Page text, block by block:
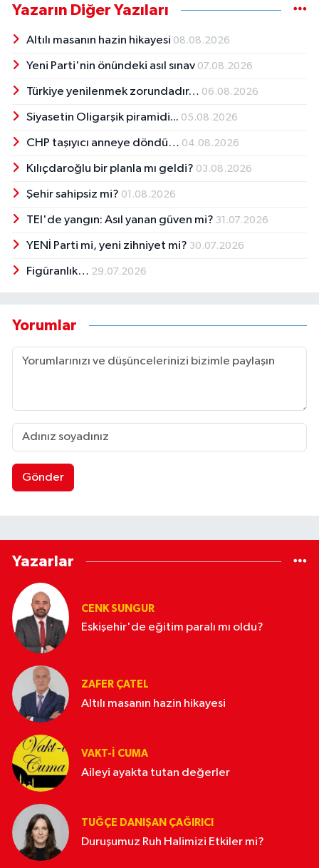
Yazarın Diğer Yazıları
Altılı masanın hazin hikayesi 08.08.2026
Yeni Parti'nin önündeki asıl sınav 07.08.2026
Türkiye yenilenmek zorundadır… 06.08.2026
Siyasetin Oligarşik piramidi... 05.08.2026
CHP taşıyıcı anneye döndü… 04.08.2026
Kılıçdaroğlu bir planla mı geldi? 03.08.2026
Şehir sahipsiz mi? 01.08.2026
TEI'de yangın: Asıl yanan güven mi? 31.07.2026
YENİ Parti mi, yeni zihniyet mi? 30.07.2026
Figüranlık… 29.07.2026
Yorumlar
Gönder
Yazarlar
CENK SUNGUR
Eskişehir'de eğitim paralı mı oldu?
ZAFER ÇATEL
Altılı masanın hazin hikayesi
VAKT-I CUMA
Aileyi ayakta tutan değerler
TUĞÇE DANIŞAN ÇAĞIRICI
Duruşumuz Ruh Halimizi Etkiler mi?